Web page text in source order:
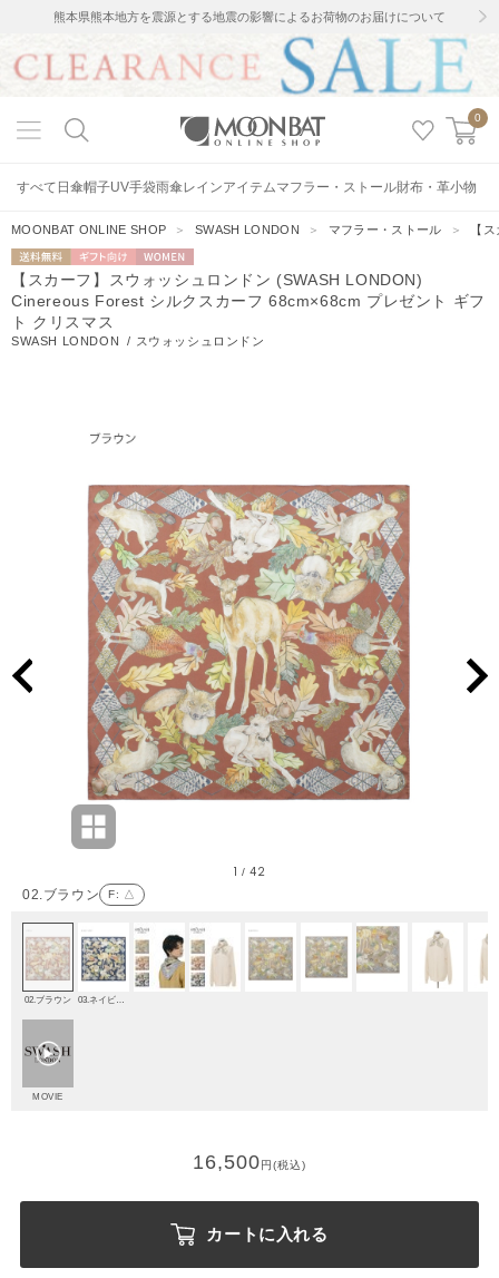
熊本県熊本地方を震源とする地震の影響によるお荷物のお届けについて
0
すべて 日傘帽子UV手袋雨傘レインアイテムマフラー・ストール財布・革小物
MOONBAT ONLINE SHOP ＞SWASH LONDON ＞ マフラー・ストール ＞ 【
送料無料
ギフト向
け
WOMEN
【スカーフ】スウォッシュロンドン (SWASH LONDON)
Cinereous Forest シルクスカーフ 68cm×68cm プレゼント ギフ
ト クリスマス
SWASH LONDON / スウォッシュロンドン
02.ブラウン F: △
1 /42
02.ブラウン
MOVIE
16,500円(税込)
カートに入れる